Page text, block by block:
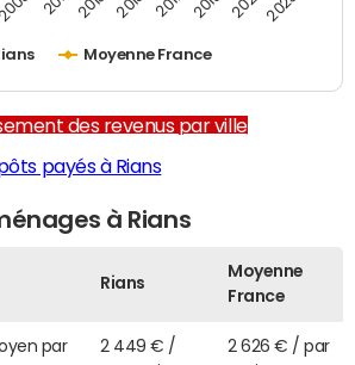
Moyenne France
des revenus par ville
payés à Rians
à Rians
Rians
Moyenne
France
par
2 449 € /
2 626 € / par